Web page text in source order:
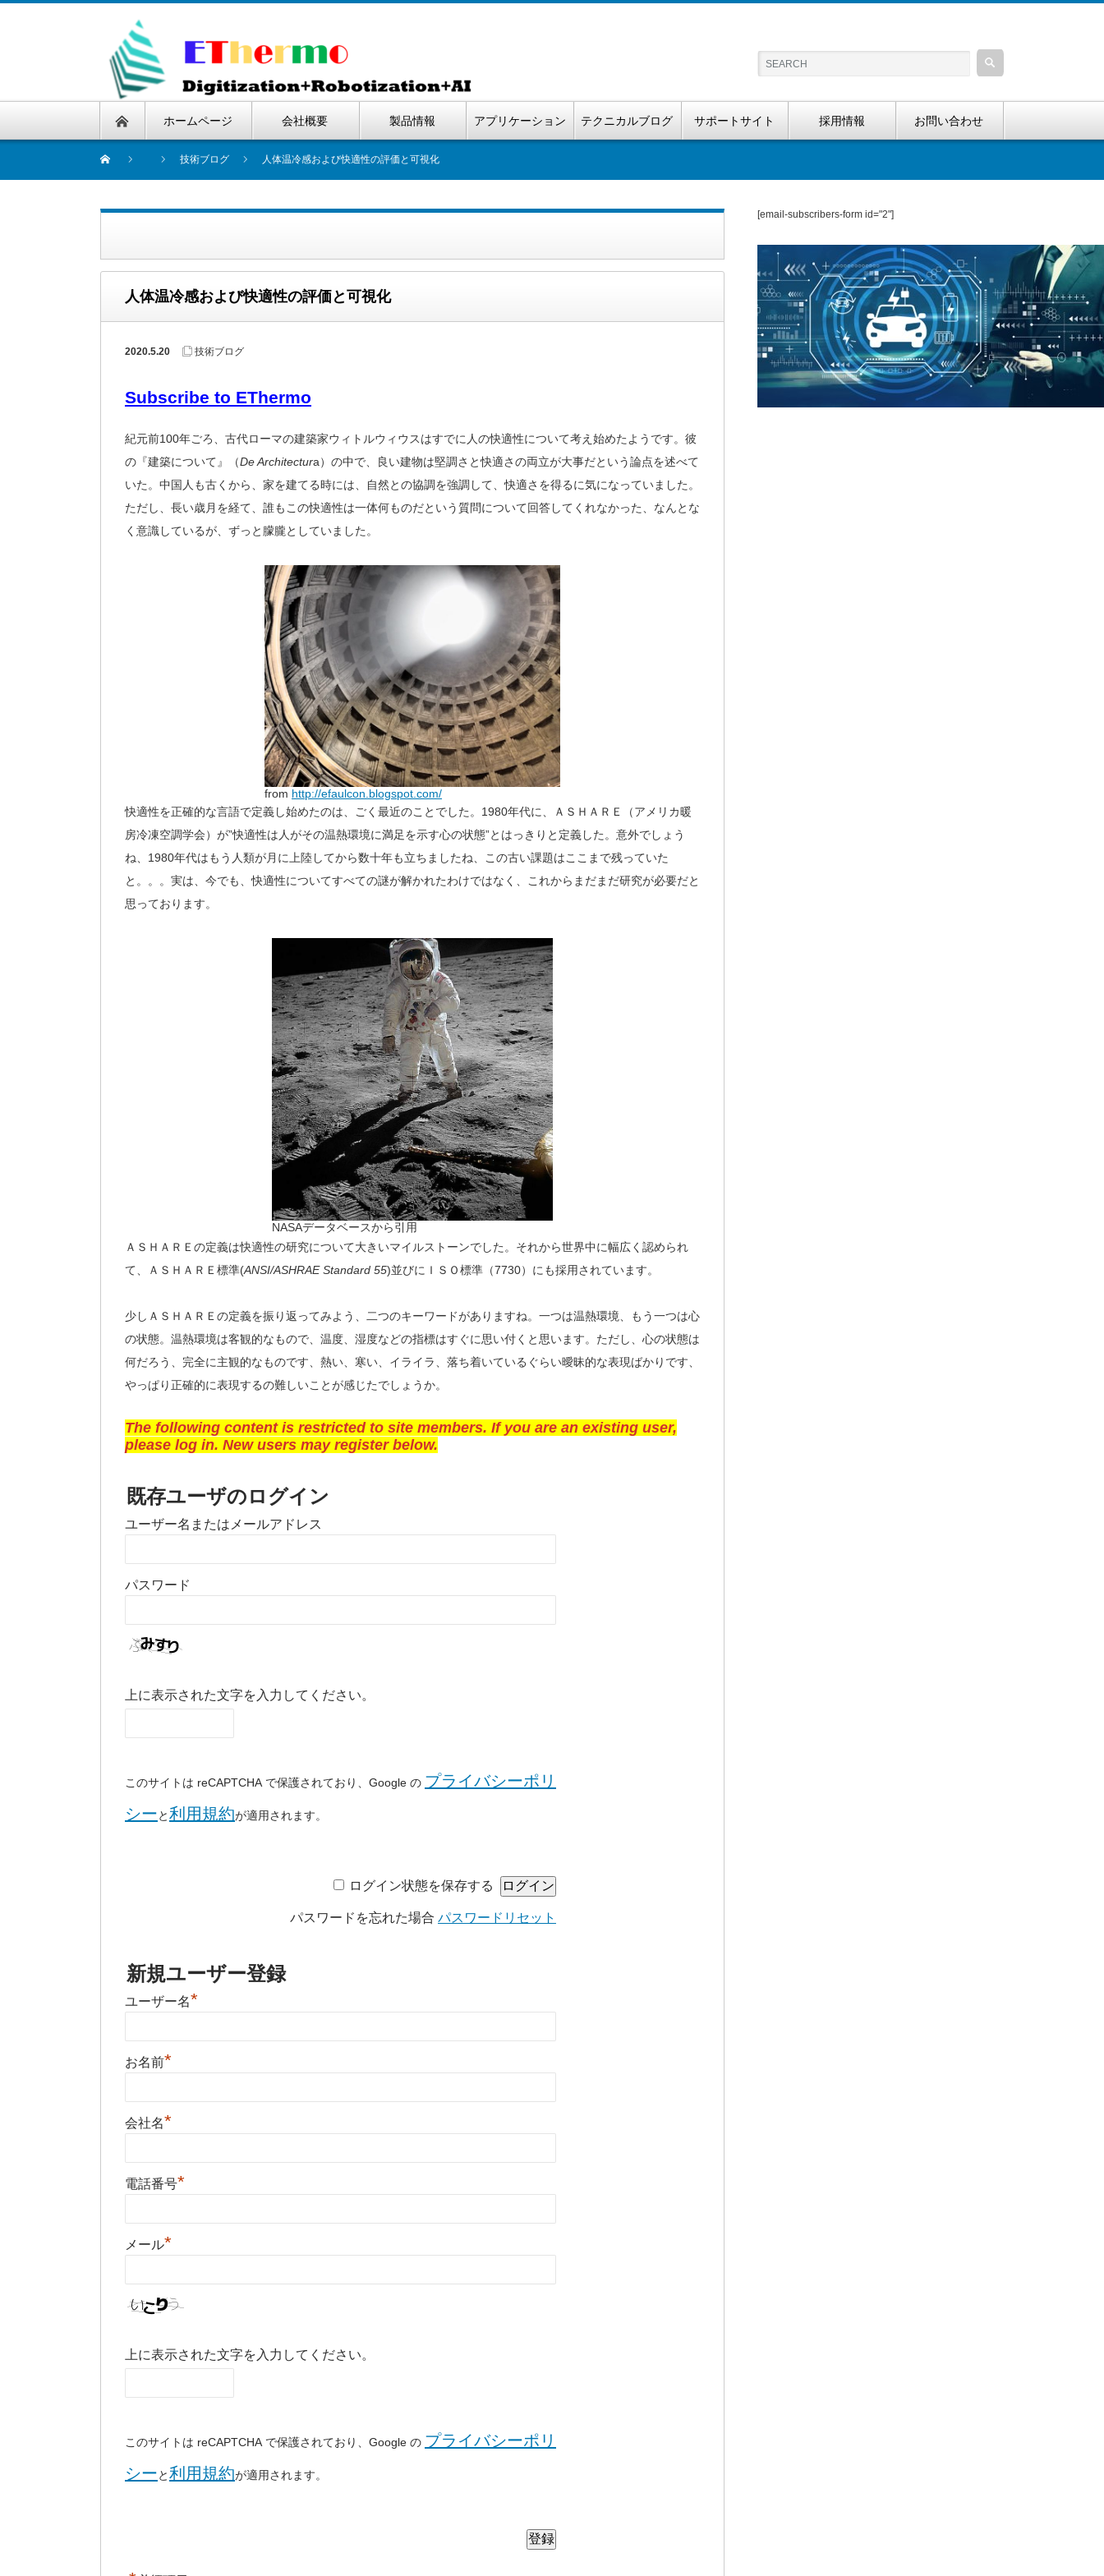
ホームページ 会社概要 製品情報 アプリケーション テクニカルブログ サポートサイト 採用情報 お問い合わせ
技術ブログ 人体温冷感および快適性の評価と可視化
人体温冷感および快適性の評価と可視化
2020.5.20 技術ブログ
Subscribe to EThermo
紀元前100年ごろ、古代ローマの建築家ウィトルウィウスはすでに人の快適性について考え始めたようです。彼
の『建築について』（De Architectura）の中で、良い建物は堅調さと快適さの両立が大事だという論点を述べて
いた。中国人も古くから、家を建てる時には、自然との協調を強調して、快適さを得るに気になっていました。
ただし、長い歳月を経て、誰もこの快適性は一体何ものだという質問について回答してくれなかった、なんとな
く意識しているが、ずっと朦朧としていました。
from http://efaulcon.blogspot.com/
快適性を正確的な言語で定義し始めたのは、ごく最近のことでした。1980年代に、ＡＳＨＡＲＥ（アメリカ暖
房冷凍空調学会）が”快適性は人がその温熱環境に満足を示す心の状態”とはっきりと定義した。意外でしょう
ね、1980年代はもう人類が月に上陸してから数十年も立ちましたね、この古い課題はここまで残っていた
と。。。実は、今でも、快適性についてすべての謎が解かれたわけではなく、これからまだまだ研究が必要だと
思っております。
NASAデータベースから引用
ＡＳＨＡＲＥの定義は快適性の研究について大きいマイルストーンでした。それから世界中に幅広く認められ
て、ＡＳＨＡＲＥ標準(ANSI/ASHRAE Standard 55)並びにＩＳＯ標準（7730）にも採用されています。
少しＡＳＨＡＲＥの定義を振り返ってみよう、二つのキーワードがありますね。一つは温熱環境、もう一つは心
の状態。温熱環境は客観的なもので、温度、湿度などの指標はすぐに思い付くと思います。ただし、心の状態は
何だろう、完全に主観的なものです、熱い、寒い、イライラ、落ち着いているぐらい曖昧的な表現ばかりです、
やっぱり正確的に表現するの難しいことが感じたでしょうか。
The following content is restricted to site members. If you are an existing user,
please log in. New users may register below.
既存ユーザのログイン
ユーザー名またはメールアドレス
パスワード
上に表示された文字を入力してください。
このサイトは reCAPTCHA で保護されており、Google の プライバシーポリ
シー と 利用規約が適用されます。
ログイン状態を保存する
パスワードを忘れた場合 パスワードリセット
新規ユーザー登録
ユーザー名*
お名前*
会社名*
電話番号*
メール*
上に表示された文字を入力してください。
このサイトは reCAPTCHA で保護されており、Google の プライバシーポリ
シー と 利用規約が適用されます。
[email-subscribers-form id="2"]